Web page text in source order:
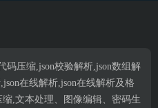
码压缩,json校验解析,json数组解
在线解析,json在线解析及格
,文本处理、图像编辑、密码生